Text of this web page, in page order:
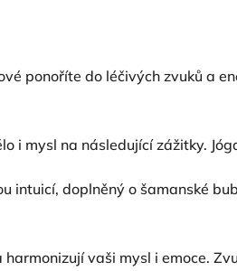
ponoříte do léčivých zvuků a
i mysl na následující zážitky.
intuicí, doplněný o šamanské
vaši mysl i emoce.